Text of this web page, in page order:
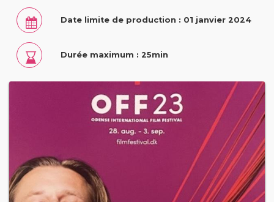
Date limite de production : 01 janvier 2024
Durée maximum : 25min